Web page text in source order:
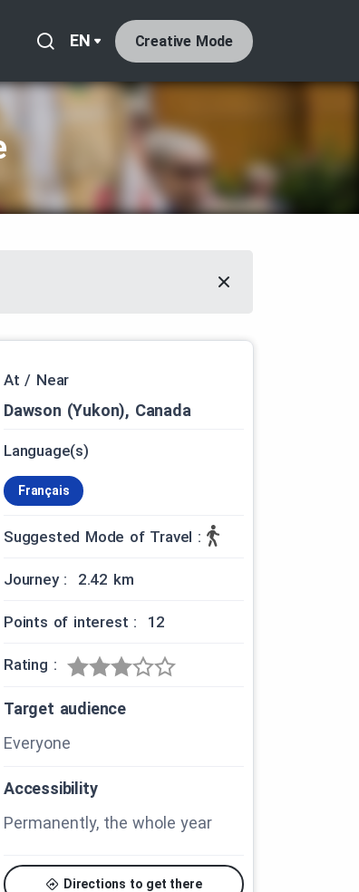
EN Creative Mode
At / Near
Dawson (Yukon), Canada
Language(s)
Français
Suggested Mode of Travel :
Journey : 2.42 km
Points of interest : 12
Rating :
Target audience
Everyone
Accessibility
Permanently, the whole year
Directions to get there